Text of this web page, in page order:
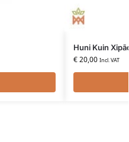
Huni Kuin
€20,00 Incl. VAT